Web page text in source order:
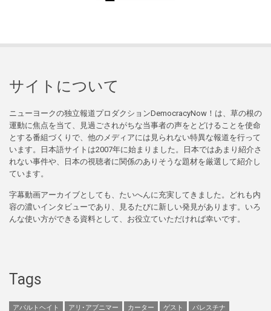
サイトについて
ニューヨークの独立報道プロダクションDemocracyNow！は、草の根の
運動に焦点を当て、見過ごされがちな当事者の声をとどけることを使命
とする番組づくりで、他のメディアには見られない特異な報道を行って
います。日本語サイトは2007年に始まりました。日本ではあまり紹介さ
れない事件や、日本の視聴者に関係のありそうな題材を厳選して紹介し
ています。
字幕動画アーカイブとしても、たいへんに充実してきました。どれも内
容の濃いインタビューであり、見るたびに新しい発見があります。いろ
んな使い方ができる資料として、お役立ていただければ幸いです。
Tags
アパルトヘイト アリ･アブニマー カーター ゲスト パレスチナ